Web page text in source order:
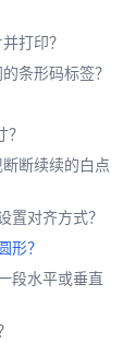
打印？
条形码标签？
断续续的白点
置对齐方式？
形？
段水平或垂直